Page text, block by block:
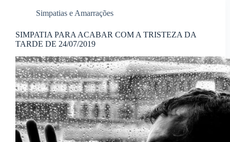
Simpatias e Amarrações
SIMPATIA PARA ACABAR COM A TRISTEZA DA
TARDE DE 24/07/2019